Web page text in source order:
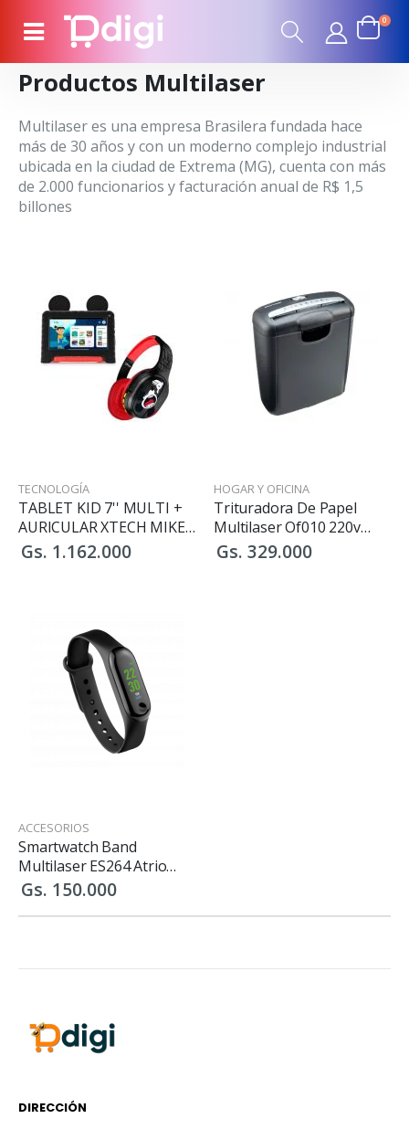
0
Productos Multilaser
Multilaser es una empresa Brasilera fundada hace
más de 30 años y con un moderno complejo industrial
ubicada en la ciudad de Extrema (MG), cuenta con más
de 2.000 funcionarios y facturación anual de R$ 1,5
billones
TECNOLOGÍA
TABLET KID 7'' MULTI +
AURICULAR XTECH MIKEY
MOUSE
Gs. 1.162.000
HOGAR Y OFICINA
Trituradora De Papel
Multilaser Of010 220v
6fl/10l/negro
Gs. 329.000
ACCESORIOS
Smartwatch Band
Multilaser ES264 Atrio
Toquio ANDROID y IOS
Gs. 150.000
DIRECCIÓN